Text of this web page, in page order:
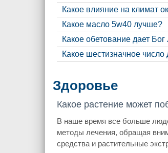
Какое влияние на климат
Какое масло 5w40 лучше?
Какое обетование дает
Какое шестизначное число
Здоровье
Какое растение может
В наше время все больше
методы лечения, обращая
средства и растительные